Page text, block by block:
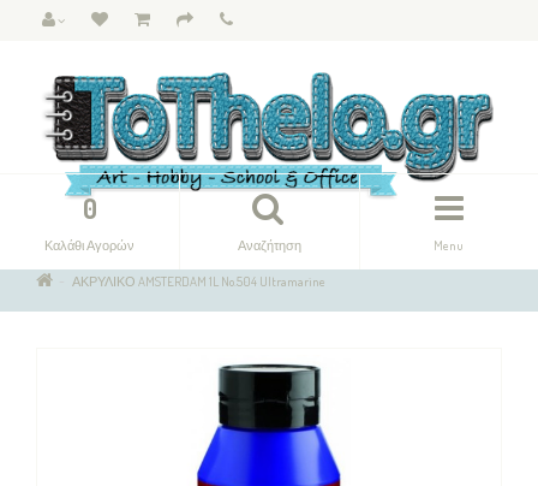
Menu
Αναζήτηση
0
Καλάθι Αγορών
ΑΚΡΥΛΙΚΟ AMSTERDAM 1L No.504 Ultramarine